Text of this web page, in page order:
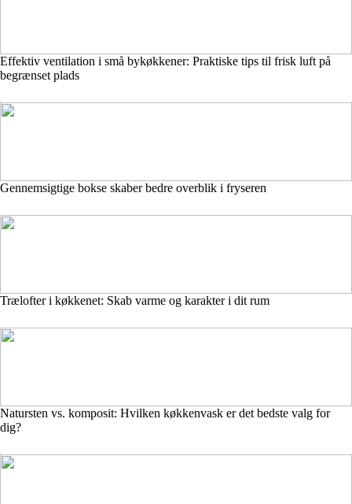
Effektiv ventilation i små bykøkkener: Praktiske tips til frisk luft på
begrænset plads
Gennemsigtige bokse skaber bedre overblik i fryseren
Trælofter i køkkenet: Skab varme og karakter i dit rum
Natursten vs. komposit: Hvilken køkkenvask er det bedste valg for
dig?